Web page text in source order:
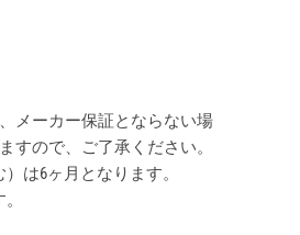
メーカー保証とならない場
すので、ご了承ください。
は6ヶ月となります。